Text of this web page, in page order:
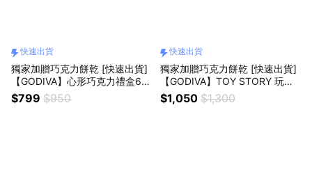
快速出貨
獨家加贈巧克力餅乾 [快速出貨]
【GODIVA】心形巧克力禮盒6顆
裝(含餡)
$799 $950
快速出貨
獨家加贈巧克力餅乾 [快速出貨]
【GODIVA】TOY STORY 玩具
總動員 巧克力豆禮盒套裝（内附
鑰匙圈）
$1,050 $1,300